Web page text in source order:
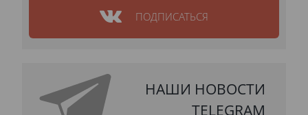
ПОДПИСАТЬСЯ
НАШИ НОВОСТИ
TELEGRAM